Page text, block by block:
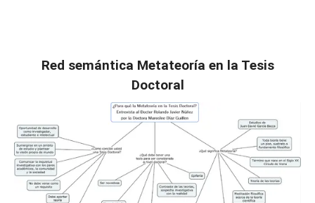
Red semántica Metateoría en la Tesis
Doctoral